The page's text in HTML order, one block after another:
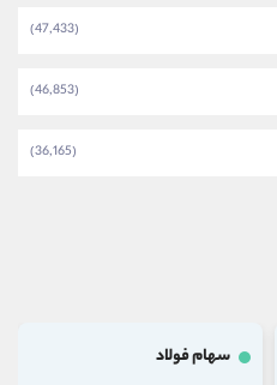
(47,433)
(46,853)
(36,165)
سهام فولاد